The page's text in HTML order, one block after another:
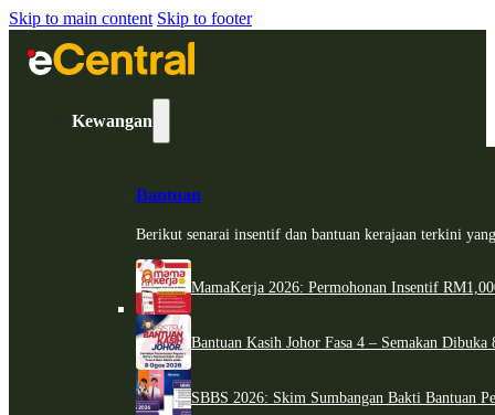
Skip to main content Skip to footer
Kewangan
Bantuan
Berikut senarai insentif dan bantuan kerajaan terkini
MamaKerja 2026: Permohonan Insentif
Bantuan Kasih Johor Fasa 4 – Semakan
SBBS 2026: Skim Sumbangan Bakti Bantuan